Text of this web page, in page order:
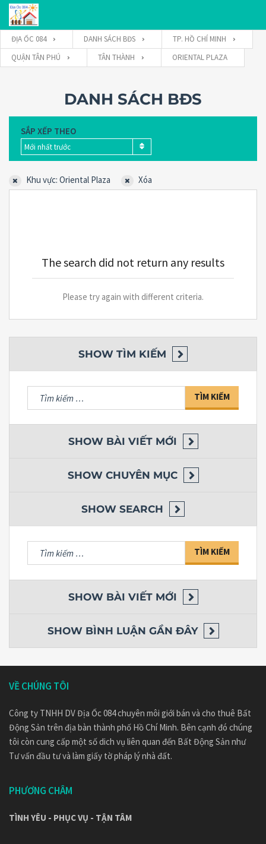
Mật khẩu
ĐỊA ỐC 084 DANH SÁCH BĐS
TP. HỒ CHÍ MINH
QUẬN TÂN PHÚ
TÂN THÀNH ORIENTAL PLAZA
DANH SÁCH BĐS
SẮP XẾP THEO
Mới nhất trước
Khu vực: Oriental Plaza Xóa
The search did not return any results
Please try again with different criteria.
SHOW TÌM KIẾM
Tìm
kiếm
SHOW BÀI VIẾT MỚI
SHOW CHUYÊN MỤC
SHOW SEARCH
Tìm
kiếm
SHOW BÀI VIẾT MỚI
SHOW BÌNH LUẬN GẦN ĐÂY
VỀ CHÚNG TÔI
Công ty TNHH DV Địa Ốc 084 chuyên môi giới bán và cho thuê Bất
Động Sản trên địa bàn thành phố Hồ Chí Minh. Bên cạnh đó chúng
tôi còn cung cấp một số dich vụ liên quan đến Bất Động Sản như
Tư vấn đầu tư và làm giấy tờ pháp lý nhà đất.
PHƯƠNG CHÂM
TÌNH YÊU - PHỤC VỤ - TẬN TÂM